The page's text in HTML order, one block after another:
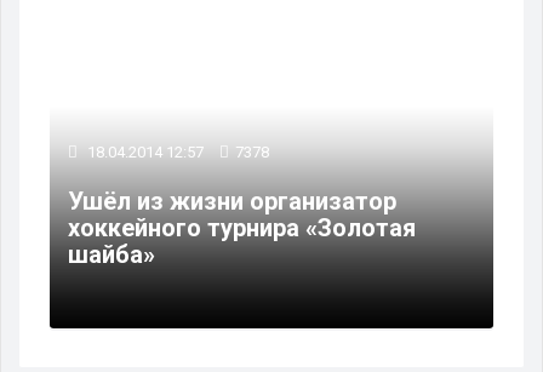
18.04.2014 12:57 7378
Ушёл из жизни организатор
хоккейного турнира «Золотая
шайба»